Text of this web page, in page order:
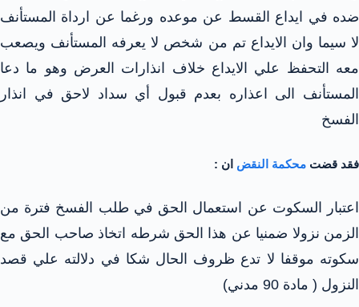
ضده في ايداع القسط عن موعده ورغما عن ارداة المستأنف
لا سيما وان الايداع تم من شخص لا يعرفه المستأنف ويصعب
معه التحفظ علي الايداع خلاف انذارات العرض وهو ما دعا
المستأنف الى اعذاره بعدم قبول أي سداد لاحق في انذار
الفسخ
فقد قضت محكمة النقض ان :
اعتبار السكوت عن استعمال الحق في طلب الفسخ فترة من
الزمن نزولا ضمنيا عن هذا الحق شرطه اتخاذ صاحب الحق مع
سكوته موقفا لا تدع ظروف الحال شكا في دلالته علي قصد
النزول ( مادة 90 مدني)